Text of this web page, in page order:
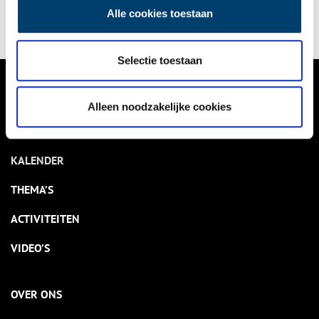
Alle cookies toestaan
Selectie toestaan
Alleen noodzakelijke cookies
NIEUWS
KALENDER
THEMA’S
ACTIVITEITEN
VIDEO’S
OVER ONS